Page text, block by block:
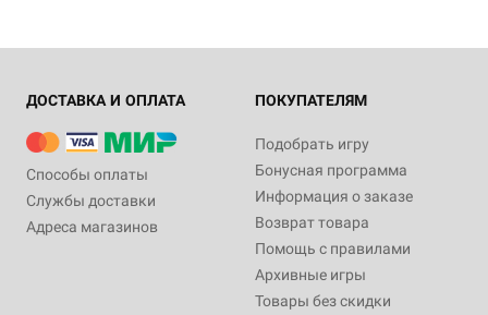
ДОСТАВКА И ОПЛАТА
Способы оплаты
Службы доставки
Адреса магазинов
ПОКУПАТЕЛЯМ
Подобрать игру
Бонусная программа
Информация о заказе
Возврат товара
Помощь с правилами
Архивные игры
Товары без скидки